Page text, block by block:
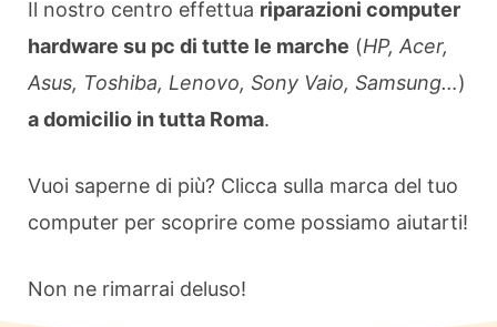
Il nostro centro effettua riparazioni computer
hardware su pc di tutte le marche (HP, Acer,
Asus, Toshiba, Lenovo, Sony Vaio, Samsung…)
a domicilio in tutta Roma.
Vuoi saperne di più? Clicca sulla marca del tuo
computer per scoprire come possiamo aiutarti!
Non ne rimarrai deluso!